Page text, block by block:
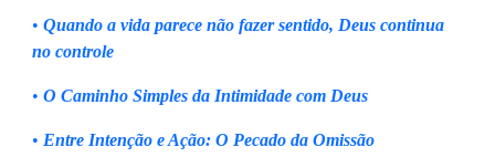
• Quando a vida parece não fazer sentido, Deus continua
no controle
• O Caminho Simples da Intimidade com Deus
• Entre Intenção e Ação: O Pecado da Omissão